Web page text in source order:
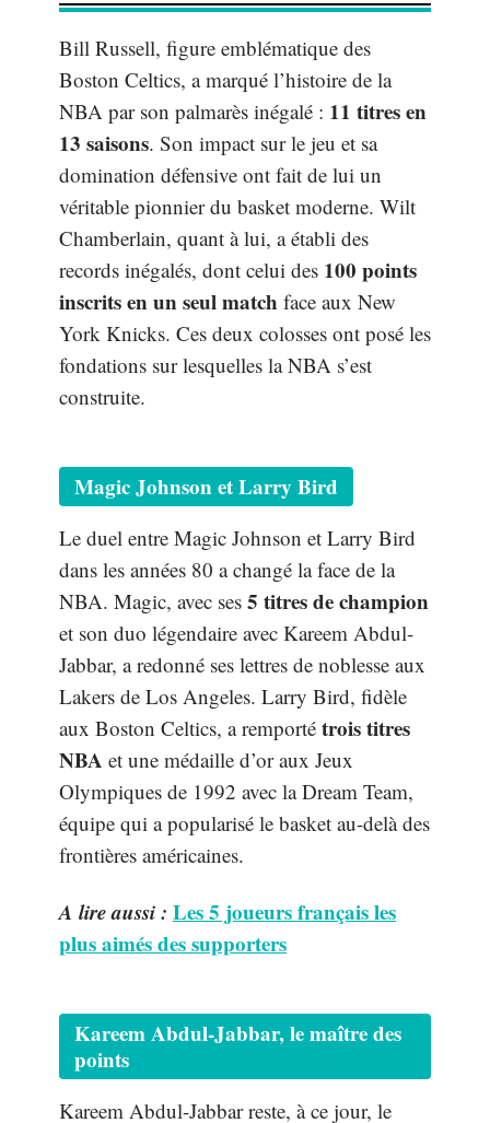
Bill Russell, figure emblématique des
Boston Celtics, a marqué l’histoire de la
NBA par son palmarès inégalé : 11 titres en
13 saisons. Son impact sur le jeu et sa
domination défensive ont fait de lui un
véritable pionnier du basket moderne. Wilt
Chamberlain, quant à lui, a établi des
records inégalés, dont celui des 100 points
inscrits en un seul match face aux New
York Knicks. Ces deux colosses ont posé les
fondations sur lesquelles la NBA s’est
construite.
Magic Johnson et Larry Bird
Le duel entre Magic Johnson et Larry Bird
dans les années 80 a changé la face de la
NBA. Magic, avec ses 5 titres de champion
et son duo légendaire avec Kareem Abdul-
Jabbar, a redonné ses lettres de noblesse aux
Lakers de Los Angeles. Larry Bird, fidèle
aux Boston Celtics, a remporté trois titres
NBA et une médaille d’or aux Jeux
Olympiques de 1992 avec la Dream Team,
équipe qui a popularisé le basket au-delà des
frontières américaines.
A lire aussi : Les 5 joueurs français les
plus aimés des supporters
Kareem Abdul-Jabbar, le maître des
points
Kareem Abdul-Jabbar reste, à ce jour, le